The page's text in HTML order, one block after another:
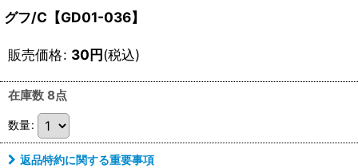
グフ/C【GD01-036】
販売価格: 30円(税込)
在庫数 8点
数量:
返品特約に関する重要事項